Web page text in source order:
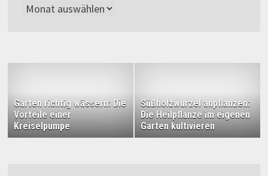
Archiv
Garten richtig wässern: Die
Vorteile einer
Kreiselpumpe
Süßholzwurzel anpflanzen:
Die Heilpflanze im eigenen
Garten kultivieren